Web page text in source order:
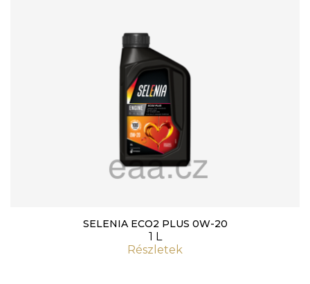
SELENIA ECO2 PLUS 0W-20
1 L
Részletek